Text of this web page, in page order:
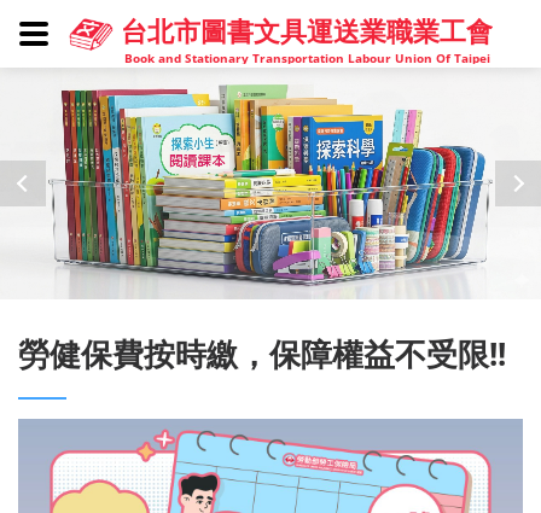
台北市圖書文具運送業職業工會
Book and Stationary Transportation Labour Union Of Taipei
勞健保費按時繳，保障權益不受限!!